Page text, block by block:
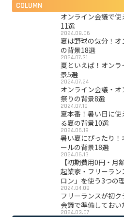
COLUMN
オンライン会議で
11選
2024.08.06
夏は野球の気分！
の背景18選
2024.07.31
夏といえば！オン
景5選
2024.07.24
オンライン会議・
祭りの背景8選
2024.07.19
夏本番！暑い日に
る夏の背景10選
2024.06.19
暑い夏にぴったり
ールの背景18選
2024.06.13
【初期費用0円・
起業家・フリーラ
ロン」を使う3つの
2024.04.08
フリーランスが初
会議で準備しておい
2024.03.07